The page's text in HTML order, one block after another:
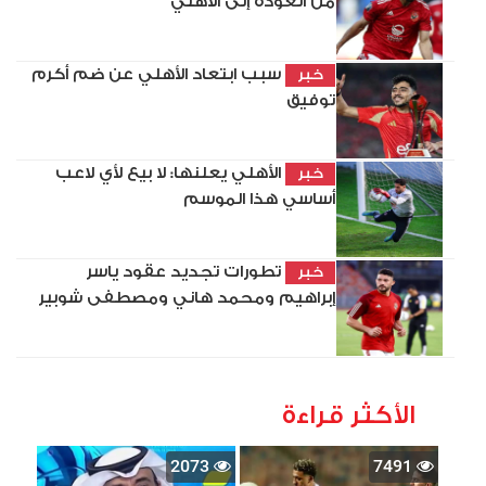
خبر
سبب ابتعاد الأهلي عن ضم أكرم
توفيق
خبر
الأهلي يعلنها: لا بيع لأي لاعب
أساسي هذا الموسم
خبر
تطورات تجديد عقود ياسر
إبراهيم ومحمد هاني ومصطفى شوبير
الأكثر قراءة
7491
2073